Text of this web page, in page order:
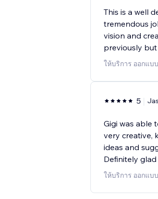
This is a well
tremendous
vision and
previously
ให้บริการ ออกแบ
5
Gigi was able
very creative,
ideas and
Definitely glad
ให้บริการ ออกแบ